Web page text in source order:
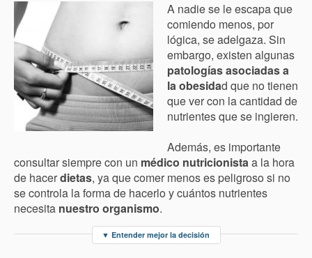
A nadie se le escapa que
comiendo menos, por
lógica, se adelgaza. Sin
embargo, existen algunas
patologías asociadas a
la obesidad que no tienen
que ver con la cantidad de
nutrientes que se ingieren.
Además, es importante
consultar siempre con un médico nutricionistaa la hora
de hacerdietas, ya que comer menos es peligroso si no
se controla la forma de hacerlo y cuántos nutrientes
necesita nuestro organismo.
▼ Entender mejor la decisión